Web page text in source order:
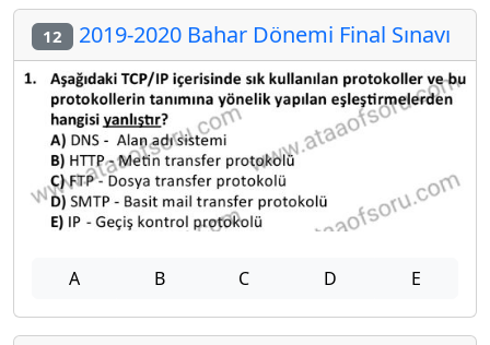
12 2019-2020 Bahar Dönemi Final Sınavı
A B C D E